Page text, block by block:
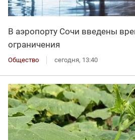
В аэропорту Сочи введены
ограничения
Общество сегодня, 13:40